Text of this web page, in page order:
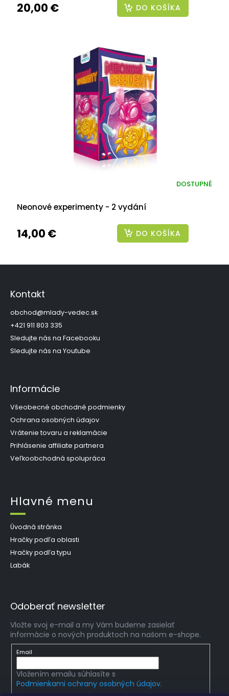
20,00 € DO KOŠÍKA
Neonové experimenty - 2 vydání
DOSTUPNÉ
14,00 € DO KOŠÍKA
Z
Kontakt
obchod@mlady-vedec.sk
+421 911 803 335
Sledujte nás na Facebooku
Sledujte nás na Youtube
Informácie
Všeobecné obchodné podmienky
Ochrana osobných údajov
Vrátenie tovaru a reklamácie
Prihlásenie affiliate partnera
Veľkoobchodná spolupráca
Hlavné menu
Úvodná stránka
Hračky podľa oblasti
Hračky podľa typu
Labák
Odoberať newsletter
Vložte svoj e-mail a my Vám budeme zasielať
informácie o nových produktoch na našom e-shope.
Email
Vložením emailu súhlasíte s
Podmienkami ochrany osobných údajov.